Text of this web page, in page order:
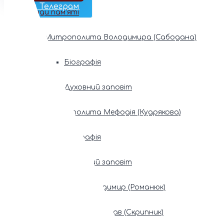
Наш Телеграм
Фонди пам’яті
Митрополита Володимира (Сабодана)
Біографія
Духовний заповіт
Митрополита Мефодія (Кудрякова)
Біографія
Духовний заповіт
Патріарх Володимир (Романюк)
Патріарх Мстислав (Скрипник)